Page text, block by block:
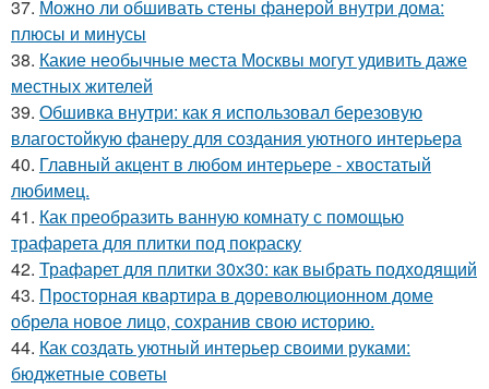
37. Можно ли обшивать стены фанерой внутри дома:
плюсы и минусы
38. Какие необычные места Москвы могут удивить даже
местных жителей
39. Обшивка внутри: как я использовал березовую
влагостойкую фанеру для создания уютного интерьера
40. Главный акцент в любом интерьере - хвостатый
любимец.
41. Как преобразить ванную комнату с помощью
трафарета для плитки под покраску
42. Трафарет для плитки 30х30: как выбрать подходящий
43. Просторная квартира в дореволюционном доме
обрела новое лицо, сохранив свою историю.
44. Как создать уютный интерьер своими руками:
бюджетные советы